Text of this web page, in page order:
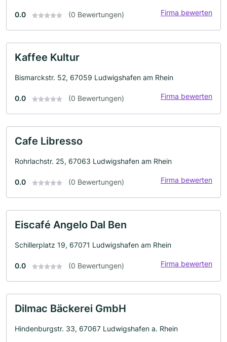
0.0 (0 Bewertungen) Firma bewerten
Kaffee Kultur
Bismarckstr. 52, 67059 Ludwigshafen am Rhein
0.0 (0 Bewertungen) Firma bewerten
Cafe Libresso
Rohrlachstr. 25, 67063 Ludwigshafen am Rhein
0.0 (0 Bewertungen) Firma bewerten
Eiscafé Angelo Dal Ben
Schillerplatz 19, 67071 Ludwigshafen am Rhein
0.0 (0 Bewertungen) Firma bewerten
Dilmac Bäckerei GmbH
Hindenburgstr. 33, 67067 Ludwigshafen a. Rhein